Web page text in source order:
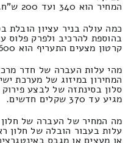
המחיר הוא 340 ועד 200 ש"ח.
כמה עולה בניר עציון הובלת
בהוספת להרכיב ולפרק פלוס
קרטון מצעים התעריף הוא 600 ועד 200 שקלים.
מהי עלות העברה של חדר
המחירון במיזוג של מערכת
מגיע עד 370 שקלים חדשים.
מה המחיר של העברה של חלון
עלות בעבור הובלה של חלון